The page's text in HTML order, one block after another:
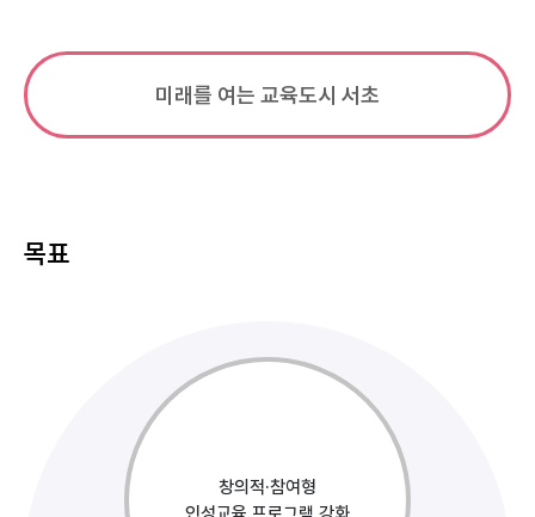
미래를 여는 교육도시 서초
목표
창의적·참여형